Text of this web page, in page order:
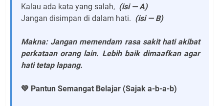
Kalau ada kata yang salah, (isi — A)
Jangan disimpan di dalam hati. (isi — B)
Makna: Jangan memendam rasa sakit hati akibat
perkataan orang lain. Lebih baik dimaafkan agar
hati tetap lapang.
💚 Pantun Semangat Belajar (Sajak a-b-a-b)